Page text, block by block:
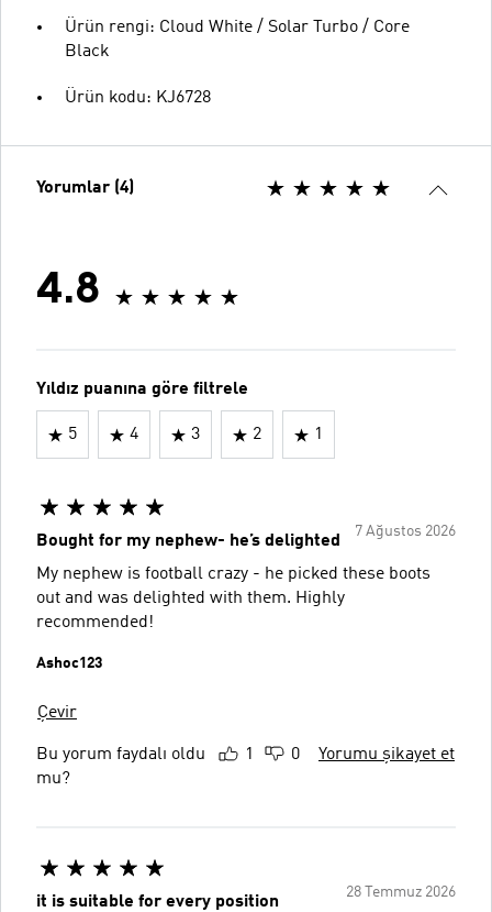
Ürün rengi: Cloud White / Solar Turbo / Core
Black
Ürün kodu: KJ6728
Yorumlar (4)
4.8
Yıldız puanına göre filtrele
5 4 3 2 1
7 Ağustos 2026
Bought for my nephew- he’s delighted
My nephew is football crazy - he picked these boots
out and was delighted with them. Highly
recommended!
Ashoc123
Çevir
Bu yorum faydalı oldu
mu?
1 0 Yorumu şikayet et
28 Temmuz 2026
it is suitable for every position